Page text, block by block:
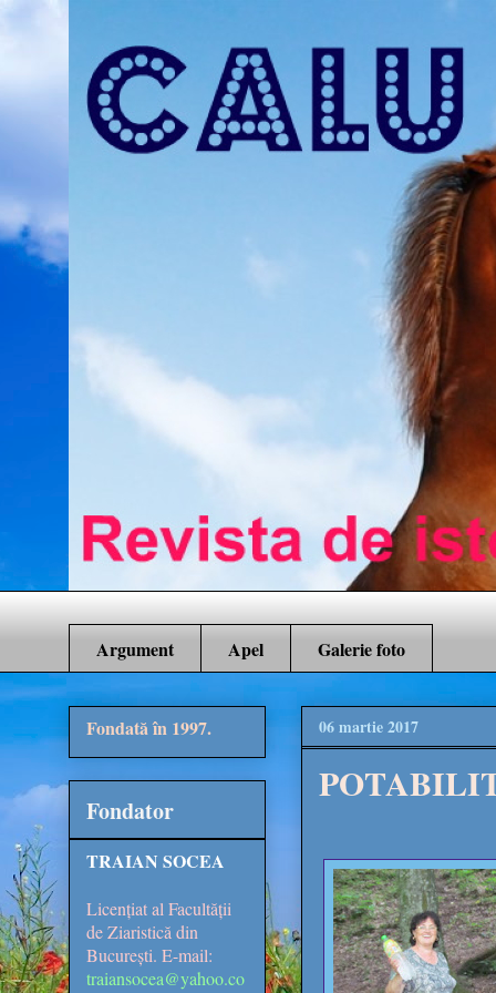
Argument Apel Galerie foto
06 martie 2017
Fondată în 1997.
Fondator
TRAIAN SOCEA
Licențiat al Facultății
de Ziaristică din
București. E-mail:
traiansocea@yahoo.co